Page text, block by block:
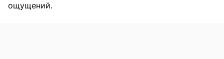
ощущений.